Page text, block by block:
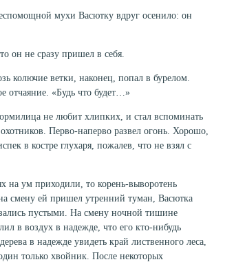
мухи Васютку вдруг осенило: он
он не сразу пришел в себя.
ко­лючие ветки, наконец, попал в бурелом.
отчаяние. «Будь что будет…»
не любит хлипких, и стал вспоминать
Перво-наперво развел огонь. Хорошо,
в костре глухаря, пожалев, что не взял с
на ум приходили, то корень-выворотень
смену ей пришел утренний туман, Васютка
пустыми. На смену ночной тишине
в воздух в надежде, что его кто-нибудь
в надежде увидеть край лиственного леса,
только хвойник. После некоторых